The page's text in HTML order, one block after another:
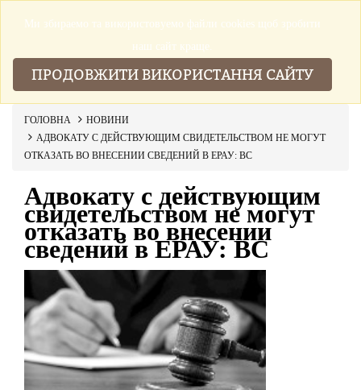
ГОЛОВНА
НОВИНИ
АДВОКАТУ С ДЕЙСТВУЮЩИМ СВИДЕТЕЛЬСТВОМ НЕ МОГУТ
ОТКАЗАТЬ ВО ВНЕСЕНИИ СВЕДЕНИЙ В ЕРАУ: ВС
Адвокату с действующим
свидетельством не могут
отказать во внесении
сведений в ЕРАУ: ВС
Ми збираемо та використовуемо файли cookies щоб зробити
наш сайт краще.
ПРОДОВЖИТИ ВИКОРИСТАННЯ САЙТУ